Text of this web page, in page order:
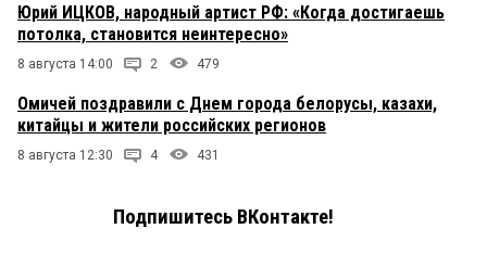
Юрий ИЦКОВ, народный артист РФ: «Когда достигаешь
потолка, становится неинтересно»
8 августа 14:00 2 479
Омичей поздравили с Днем города белорусы, казахи,
китайцы и жители российских регионов
8 августа 12:30 4 431
Подпишитесь ВКонтакте!